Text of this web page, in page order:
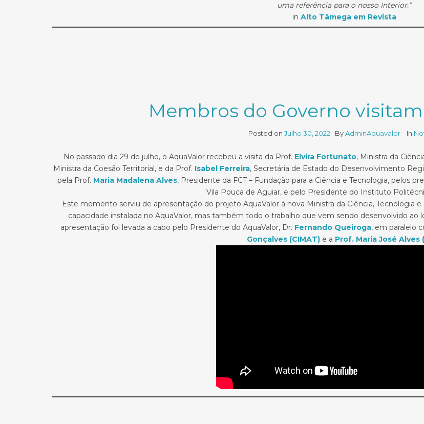
uma referência para o nosso Interior.”
in Alto Tâmega em Revista
Membros do Governo
Posted on Julho 30, 2022 ByAdminAquavalor In
No passado dia 29 de julho, o AquaValor recebeu a visita da Prof. Elvira Fortunato, Ministra da
Ministra da Coesão Territorial, e da Prof. Isabel Ferreira, Secretária de Estado do Desenvolvimento
pela Prof. Maria Madalena Alves, Presidente da FCT – Fundação para a Ciência e Tecnologia, pelos
Vila Pouca de Aguiar, e pelo Presidente do Instituto
Este momento serviu de apresentação do projeto AquaValor à nova Ministra da Ciência, Tecnologia
capacidade instalada no AquaValor, mas também todo o trabalho que vem sendo desenvolvido ao
apresentação foi levada a cabo pelo Presidente do AquaValor, Dr. Fernando Queiroga, em paralelo
Gonçalves (CIMAT) e a Prof. Maria José Alves